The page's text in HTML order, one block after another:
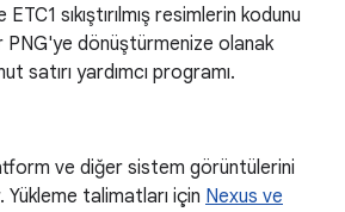
sıkıştırılmış resimlerin kodunu
dönüştürmenize olanak
satırı yardımcı programı.
ve diğer sistem görüntülerini
Yükleme talimatları için Nexus ve